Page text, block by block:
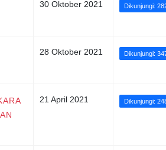
30 Oktober 2021 Dikunjungi:
28 Oktober 2021 Dikunjungi:
21 April 2021 Dikunjungi: